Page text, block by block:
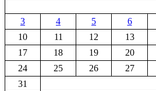
3
4 5 6
10
11 12 13
17
18 19 20
24
25 26 27
31